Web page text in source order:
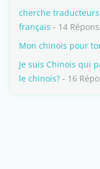
cherche
français - 14
Mon chinois pour
Je suis Chinois qui
le chinois? - 16